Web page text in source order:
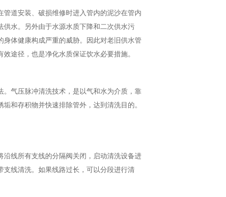
道安装、破损维修时进入管内的泥沙在管内
水。另外由于水源水质下降和二次供水污
体健康构成严重的威胁。因此对老旧供水管
途径，也是净化水质保证饮水必要措施。
气压脉冲清洗技术，是以气和水为介质，靠
和存积物并快速排除管外，达到清洗目的。
线所有支线的分隔阀关闭，启动清洗设备进
线清洗。如果线路过长，可以分段进行清